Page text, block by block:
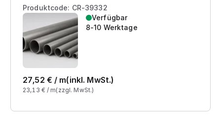
Produktcode: CR-39332
Verfügbar
8-10 Werktage
27,52 € / m(inkl. MwSt.)
23,13 € / m(zzgl. MwSt.)